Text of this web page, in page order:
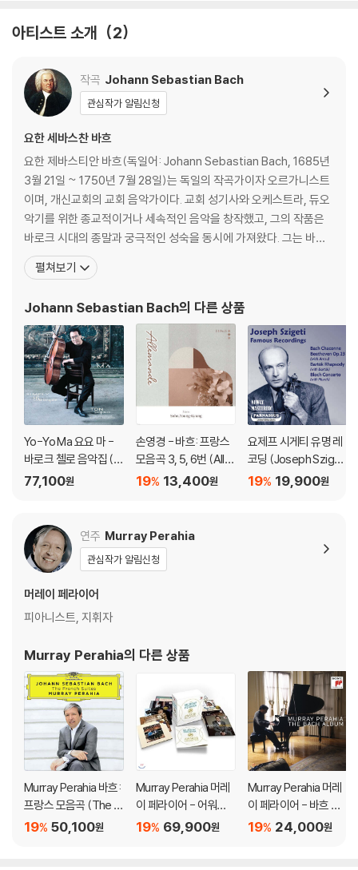
아티스트 소개 2
작곡 Johann Sebastian Bach
관심작가 알림신청
요한 세바스찬 바흐
요한 제바스티안 바흐(독일어: Johann Sebastian Bach, 1685년
3월 21일 ~ 1750년 7월 28일)는 독일의 작곡가이자 오르가니스트
이며, 개신교회의 교회 음악가이다. 교회 성기사와 오케스트라, 듀오
악기를 위한 종교적이거나 세속적인 음악을 창작했고, 그의 작품은
바로크 시대의 종말과 궁극적인 성숙을 동시에 가져왔다. 그는 바로
크 시대의 최후에 위치하는 대가로서, 일반적인 작품은 독일음악의
전통에 깊이 뿌리박고 있을 뿐 아니라, 그 위에 이탈리아나 프랑스의
였다. 종교적 작품은 기존 구교 음
펼쳐보기
Johann Sebastian Bach의 다른 상품
Yo-Yo Ma 요요 마 -
바로크 첼로 음악집 (Si
mply Baroque) [청록
77,100원
손영경 - 바흐: 프랑스
모음곡 3, 5, 6번 (Alle
mande)13,400원
19%
요제프 시게티 유명 레
코딩 (Joseph Szigeti
Famous Recording
19,900원
19%
연주 Murray Perahia
관심작가 알림신청
머레이 페라이어
피아니스트, 지휘자
Murray Perahia의 다른 상품
Murray Perahia 바흐:
프랑스 모음곡 (The Fr
ench Suites) [2LP]
50,100원
19%
Murray Perahia 머레
이 페라이어 - 어워드
컬렉션 박스세트 (The
69,900원
19%
Murray Perahia 머레
이 페라이어 - 바흐 앨
범 (The Bach Albu
24,000원
19%